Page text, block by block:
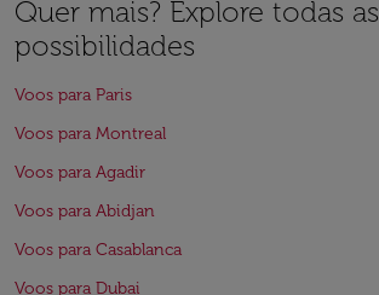
Quer mais? Explore todas as
possibilidades
Voos para Paris
Voos para Montreal
Voos para Agadir
Voos para Abidjan
Voos para Casablanca
Voos para Dubai